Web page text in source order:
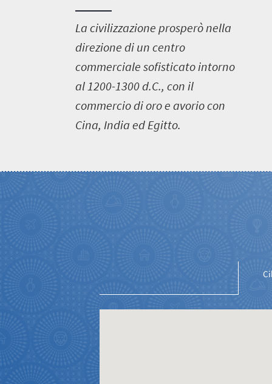
La civilizzazione prosperò nella
direzione di un centro
commerciale sofisticato intorno
al 1200-1300 d.C., con il
commercio di oro e avorio con
Cina, India ed Egitto.